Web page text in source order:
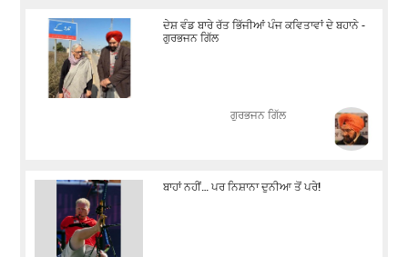
ਦੇਸ਼ ਵੰਡ ਬਾਰੇ ਰੱਤ ਭਿੱਜੀਆਂ ਪੰਜ ਕਵਿਤਾਵਾਂ ਦੇ ਬਹਾਨੇ -
ਗੁਰਭਜਨ ਗਿੱਲ
​​​​​​​ਗੁਰਭਜਨ ਗਿੱਲ
ਬਾਹਾਂ ਨਹੀਂ… ਪਰ ਨਿਸ਼ਾਨਾ ਦੁਨੀਆ ਤੋਂ ਪਰੇ!